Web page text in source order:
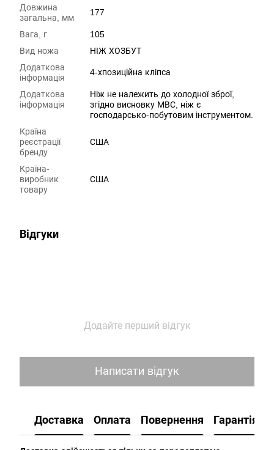
Довжина
загальна, мм
177
Вага, г
105
Вид ножа
НІЖ ХОЗБУТ
Додаткова
інформація
4-хпозиційна кліпса
Додаткова
інформація
Ніж не належить до холодної зброї,
згідно висновку МВС, ніж є
господарсько-побутовим інструментом.
Країна
реєстрації
бренду
США
Країна-
виробник
товару
США
Відгуки
Додайте перший відгук
Написати відгук
Доставка Оплата Повернення Гарантія